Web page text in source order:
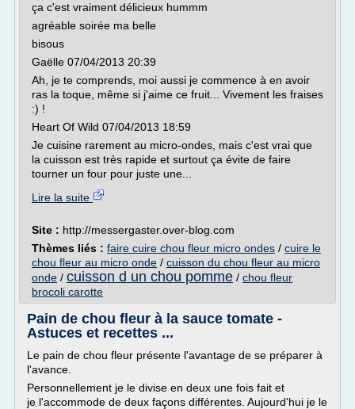
ça c'est vraiment délicieux hummm
agréable soirée ma belle
bisous
Gaëlle 07/04/2013 20:39
Ah, je te comprends, moi aussi je commence à en avoir
ras la toque, même si j'aime ce fruit... Vivement les fraises
:) !
Heart Of Wild 07/04/2013 18:59
Je cuisine rarement au micro-ondes, mais c'est vrai que
la cuisson est très rapide et surtout ça évite de faire
tourner un four pour juste une...
Lire la suite
Site : http://messergaster.over-blog.com
Thèmes liés : faire cuire chou fleur micro ondes / cuire le
chou fleur au micro onde / cuisson du chou fleur au micro
onde / cuisson d un chou pomme / chou fleur
brocoli carotte
Pain de chou fleur à la sauce tomate -
Astuces et recettes ...
Le pain de chou fleur présente l'avantage de se préparer à
l'avance.
Personnellement je le divise en deux une fois fait et
je l'accommode de deux façons différentes. Aujourd'hui je le